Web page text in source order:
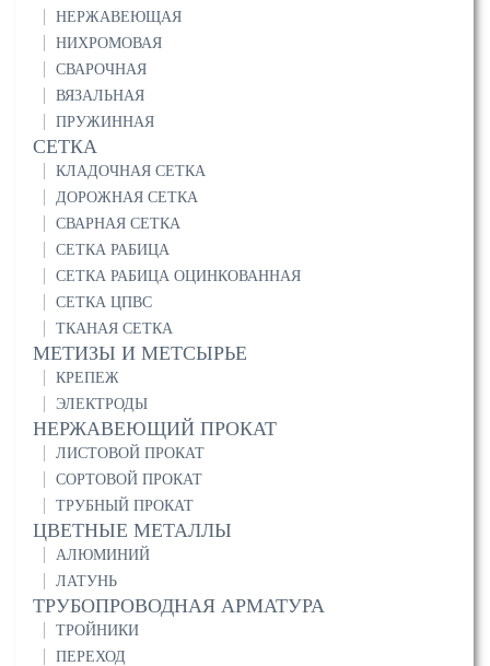
НЕРЖАВЕЮЩАЯ
НИХРОМОВАЯ
СВАРОЧНАЯ
ВЯЗАЛЬНАЯ
ПРУЖИННАЯ
СЕТКА
КЛАДОЧНАЯ СЕТКА
ДОРОЖНАЯ СЕТКА
СВАРНАЯ СЕТКА
СЕТКА РАБИЦА
СЕТКА РАБИЦА ОЦИНКОВАННАЯ
СЕТКА ЦПВС
ТКАНАЯ СЕТКА
МЕТИЗЫ И МЕТСЫРЬЕ
КРЕПЕЖ
ЭЛЕКТРОДЫ
НЕРЖАВЕЮЩИЙ ПРОКАТ
ЛИСТОВОЙ ПРОКАТ
СОРТОВОЙ ПРОКАТ
ТРУБНЫЙ ПРОКАТ
ЦВЕТНЫЕ МЕТАЛЛЫ
АЛЮМИНИЙ
ЛАТУНЬ
ТРУБОПРОВОДНАЯ АРМАТУРА
ТРОЙНИКИ
ПЕРЕХОД